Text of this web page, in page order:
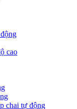
cao
chai tự động